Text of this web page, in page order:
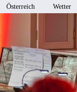
Österreich Wetter